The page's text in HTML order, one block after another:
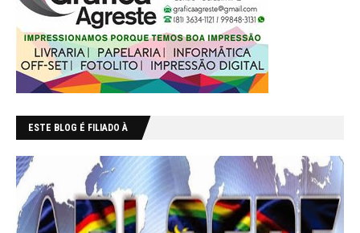
ESTE BLOG É FILIADO À